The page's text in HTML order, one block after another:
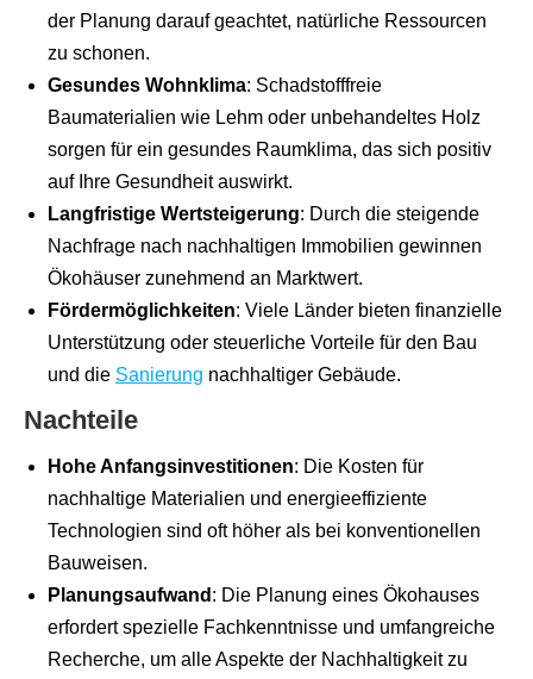
der Planung darauf geachtet, natürliche Ressourcen
zu schonen.
Gesundes Wohnklima: Schadstofffreie
Baumaterialien wie Lehm oder unbehandeltes Holz
sorgen für ein gesundes Raumklima, das sich positiv
auf Ihre Gesundheit auswirkt.
Langfristige Wertsteigerung: Durch die steigende
Nachfrage nach nachhaltigen Immobilien gewinnen
Ökohäuser zunehmend an Marktwert.
Fördermöglichkeiten: Viele Länder bieten finanzielle
Unterstützung oder steuerliche Vorteile für den Bau
und die Sanierung nachhaltiger Gebäude.
Nachteile
Hohe Anfangsinvestitionen: Die Kosten für
nachhaltige Materialien und energieeffiziente
Technologien sind oft höher als bei konventionellen
Bauweisen.
Planungsaufwand : Die Planung eines Ökohauses
erfordert spezielle Fachkenntnisse und umfangreiche
Recherche, um alle Aspekte der Nachhaltigkeit zu